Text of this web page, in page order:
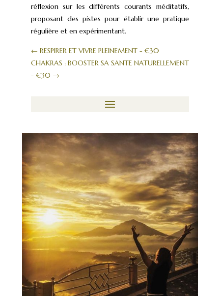
réflexion sur les différents courants méditatifs,
proposant des pistes pour établir une pratique
régulière et en expérimentant.
← RESPIRER ET VIVRE PLEINEMENT - €30
CHAKRAS : BOOSTER SA SANTE NATURELLEMENT
- €30 →